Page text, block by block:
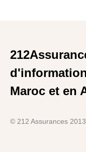
Maroc et en
© 212 Assurances